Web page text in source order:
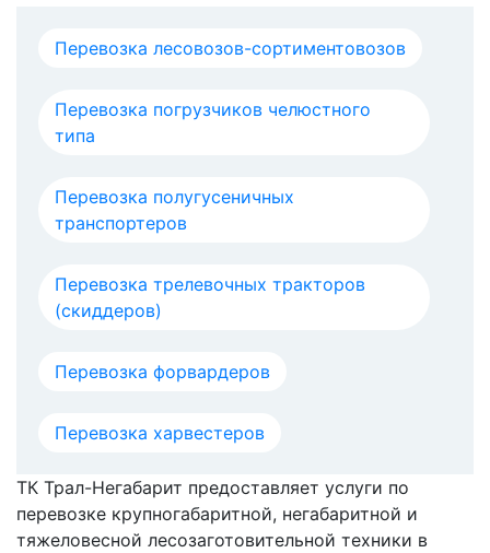
Перевозка лесовозов-сортиментовозов
Перевозка погрузчиков челюстного
типа
Перевозка полугусеничных
транспортеров
Перевозка трелевочных тракторов
(скиддеров)
Перевозка форвардеров
Перевозка харвестеров
ТК Трал-Негабарит предоставляет услуги по
перевозке крупногабаритной, негабаритной и
тяжеловесной лесозаготовительной техники в